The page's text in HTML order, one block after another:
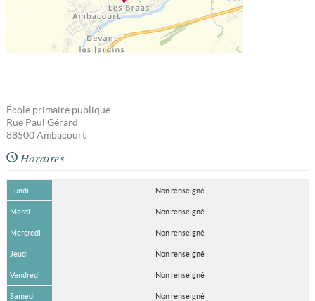
École primaire publique
Rue Paul Gérard
88500 Ambacourt
Horaires
Lundi Non renseigné
Mardi Non renseigné
Mercredi Non renseigné
Jeudi Non renseigné
Vendredi Non renseigné
Samedi Non renseigné